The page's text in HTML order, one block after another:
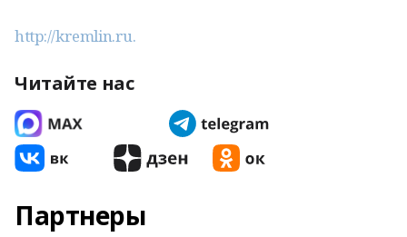
http://kremlin.ru.
Читайте нас
Партнеры